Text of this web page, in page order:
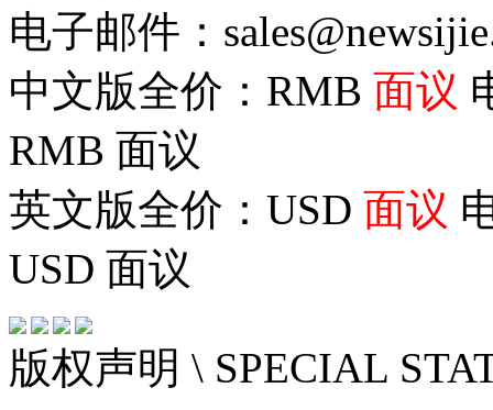
电子邮件：
中文版全价：RMB 面议
RMB 面议
英文版全价：USD 面议
USD 面议
版权声明 \ SPECIAL